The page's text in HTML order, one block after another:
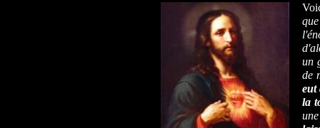
un
de
eut
la